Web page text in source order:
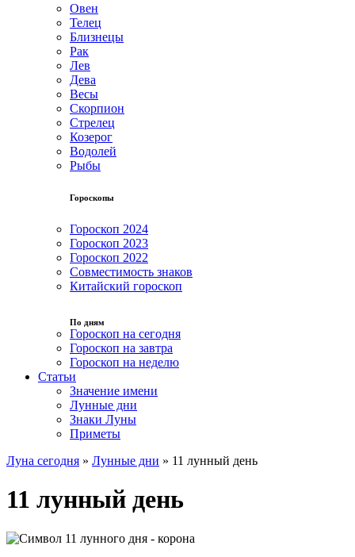
Овен
Телец
Близнецы
Рак
Лев
Дева
Весы
Скорпион
Стрелец
Козерог
Водолей
Рыбы
Гороскопы
Гороскоп 2024
Гороскоп 2023
Гороскоп 2022
Совместимость знаков
Китайский гороскоп
По дням
Гороскоп на сегодня
Гороскоп на завтра
Гороскоп на неделю
Статьи
Значение имени
Лунные дни
Знаки Луны
Приметы
Луна сегодня » Лунные дни » 11 лунный день
11 лунный день